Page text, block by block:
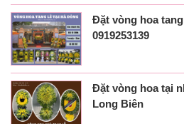
Đặt vòng hoa
0919253139
Đặt vòng hoa tại
Long Biên